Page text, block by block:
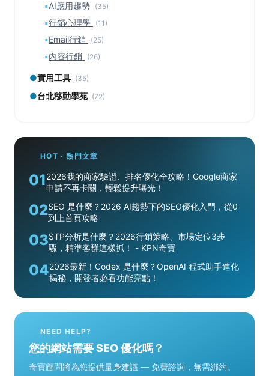
▪AI應用趨勢 (35)
▪行銷心理學 (11)
▪Email行銷 (25)
▪內容行銷 (26)
●實用工具 (35)
●台北移動學苑 (72)
HOT · 熱門文章
012026我的商家驗證、排名優化全攻略！Google商家
申請不再卡關，輕鬆提升曝光！
02SEO 是什麼？2026 AI趨勢下的SEO優化入門，從0
到上首頁攻略
03STP分析是什麼？2026行銷策略、市場定位3步
驟，精準客群這樣抓！ - KPN奇寶
042026最新！Codex 是什麼？OpenAI 程式助手進化
揭秘，開發者必看功能亮點！
NEED HELP?
您的網站需要 SEO 優化嗎？
奇寶顧問將為您提供量身建議 — 免費諮詢，無需綁約。